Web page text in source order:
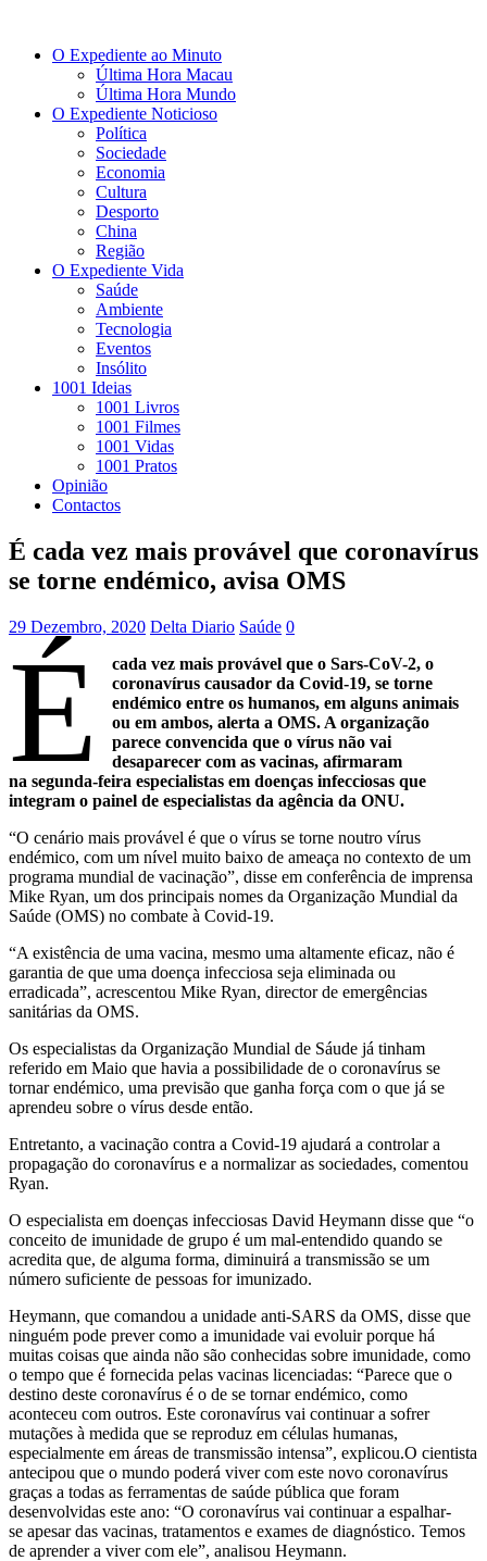
O Expediente ao Minuto
Última Hora Macau
Última Hora Mundo
O Expediente Noticioso
Política
Sociedade
Economia
Cultura
Desporto
China
Região
O Expediente Vida
Saúde
Ambiente
Tecnologia
Eventos
Insólito
1001 Ideias
1001 Livros
1001 Filmes
1001 Vidas
1001 Pratos
Opinião
Contactos
É cada vez mais provável que coronavírus
se torne endémico, avisa OMS
29 Dezembro, 2020 Delta Diario Saúde 0
É
cada vez mais provável que o Sars-CoV-2, o
coronavírus causador da Covid-19, se torne
endémico entre os humanos, em alguns animais
ou em ambos, alerta a OMS. A organização
parece convencida que o vírus não vai
desaparecer com as vacinas, afirmaram
na segunda-feira especialistas em doenças infecciosas que
integram o painel de especialistas da agência da ONU.
“O cenário mais provável é que o vírus se torne noutro vírus
endémico, com um nível muito baixo de ameaça no contexto de um
programa mundial de vacinação”, disse em conferência de imprensa
Mike Ryan, um dos principais nomes da Organização Mundial da
Saúde (OMS) no combate à Covid-19.
“A existência de uma vacina, mesmo uma altamente eficaz, não é
garantia de que uma doença infecciosa seja eliminada ou
erradicada”, acrescentou Mike Ryan, director de emergências
sanitárias da OMS.
Os especialistas da Organização Mundial de Sáude já tinham
referido em Maio que havia a possibilidade de o coronavírus se
tornar endémico, uma previsão que ganha força com o que já se
aprendeu sobre o vírus desde então.
Entretanto, a vacinação contra a Covid-19 ajudará a controlar a
propagação do coronavírus e a normalizar as sociedades, comentou
Ryan.
O especialista em doenças infecciosas David Heymann disse que “o
conceito de imunidade de grupo é um mal-entendido quando se
acredita que, de alguma forma, diminuirá a transmissão se um
número suficiente de pessoas for imunizado.
Heymann, que comandou a unidade anti-SARS da OMS, disse que
ninguém pode prever como a imunidade vai evoluir porque há
muitas coisas que ainda não são conhecidas sobre imunidade, como
o tempo que é fornecida pelas vacinas licenciadas: “Parece que o
destino deste coronavírus é o de se tornar endémico, como
aconteceu com outros. Este coronavírus vai continuar a sofrer
mutações à medida que se reproduz em células humanas,
especialmente em áreas de transmissão intensa”, explicou.O cientista
antecipou que o mundo poderá viver com este novo coronavírus
graças a todas as ferramentas de saúde pública que foram
desenvolvidas este ano: “O coronavírus vai continuar a espalhar-
se apesar das vacinas, tratamentos e exames de diagnóstico. Temos
de aprender a viver com ele”, analisou Heymann.